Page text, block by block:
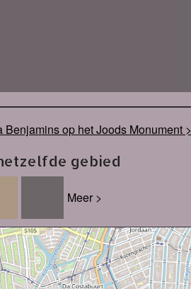
Benjamins op het Joods Monument >
gebied
Meer >